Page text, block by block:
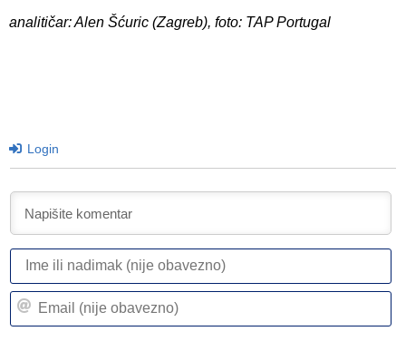
analitičar: Alen Šćuric (Zagreb), foto: TAP Portugal
Login